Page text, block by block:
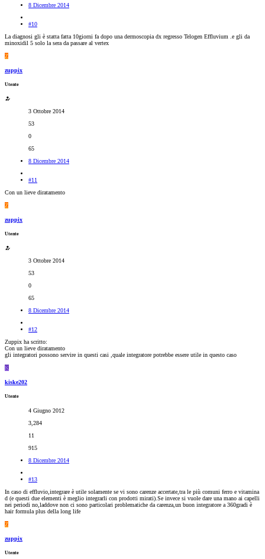
8 Dicembre 2014
#10
La diagnosi gli è statta fatta 10giorni fa dopo una dermoscopia dx regresso Telogen Effluvium .e gli da
minoxidil 5 solo la sera da passare al vertex
Z
zuppix
Utente
3 Ottobre 2014
53
0
65
8 Dicembre 2014
#11
Con un lieve diratamento
Z
zuppix
Utente
3 Ottobre 2014
53
0
65
8 Dicembre 2014
#12
Zuppix ha scritto:
Con un lieve diratamento
gli integratori possono servire in questi casi ,quale integratore potrebbe essere utile in questo caso
K
kiske202
Utente
4 Giugno 2012
3,284
11
915
8 Dicembre 2014
#13
In caso di effluvio,integrare è utile solamente se vi sono carenze accertate,tra le più comuni ferro e vitamina
d (e questi due elementi è meglio integrarli con prodotti mirati).Se invece si vuole dare una mano ai capelli
nei periodi no,laddove non ci sono particolari problematiche da carenza,un buon integratore a 360gradi è
hair formula plus della long life
Z
zuppix
Utente